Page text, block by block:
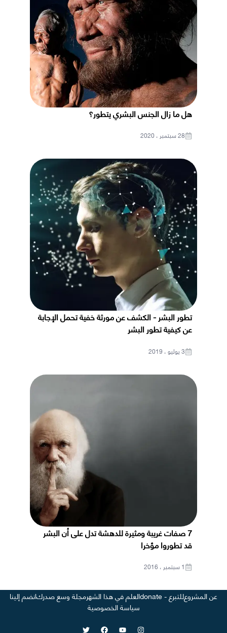
هل ما زال الجنس البشري يتطور؟
28 سبتمبر ، 2020
تطور البشر - الكشف عن مورثة خفية تحمل الإجابة
عن كيفية تطور البشر
3 يوليو ، 2019
7 صفات غريبة ومثيرة للدهشة تدل على أن البشر
قد تطوروا مؤخرا
1 سبتمبر ، 2016
عن المشروعللتبرع - donate العلم في هذا الشهرمجلة وسع صدركانضم إلينا
سياسة الخصوصية